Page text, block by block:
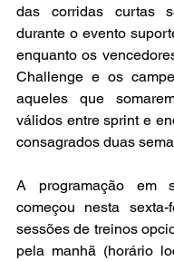
das corridas curtas
durante o evento
enquanto os
Challenge e os
aqueles que
válidos entre sprint e
consagrados duas
A programação em
começou nesta
sessões de treinos
pela manhã (horário